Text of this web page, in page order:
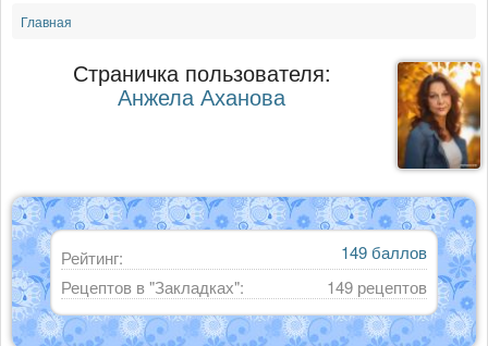
Главная
Страничка пользователя:
Анжела Аханова
149 баллов
Рейтинг:
149 рецептов
Рецептов в "Закладках":